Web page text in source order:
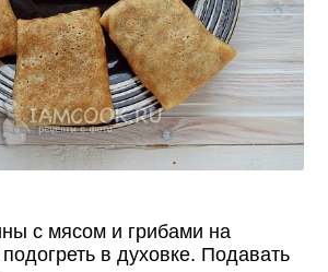
с мясом и грибами на
в духовке. Подавать